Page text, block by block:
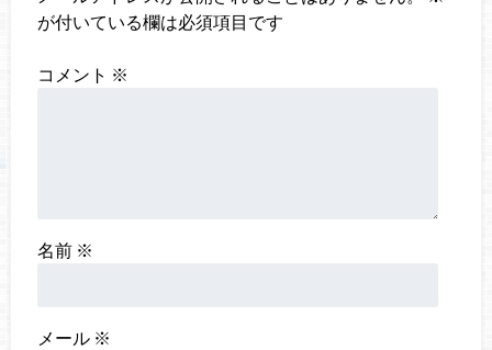
が付いている欄は必須項目です
コメント ※
名前 ※
メール ※